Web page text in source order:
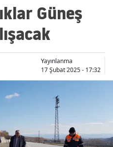
Amasya
Ankara
Artvin
Balıkesir
Bilecik
Güneş
Yayınlanma
17 Şubat 2025 - 17:32